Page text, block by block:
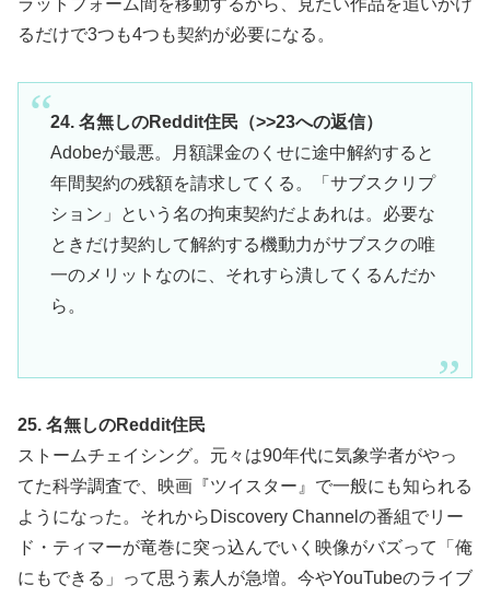
るだけで3つも4つも契約が必要になる。
24. 名無しのReddit住民（>>23への返信）
Adobeが最悪。月額課金のくせに途中解約すると
年間契約の残額を請求してくる。「サブスクリプ
ション」という名の拘束契約だよあれは。必要な
ときだけ契約して解約する機動力がサブスクの唯
一のメリットなのに、それすら潰してくるんだか
ら。
25. 名無しのReddit住民
ストームチェイシング。元々は90年代に気象学者がやっ
てた科学調査で、映画『ツイスター』で一般にも知られる
ようになった。それからDiscovery Channelの番組でリー
ド・ティマーが竜巻に突っ込んでいく映像がバズって「俺
にもできる」って思う素人が急増。今やYouTubeのライブ